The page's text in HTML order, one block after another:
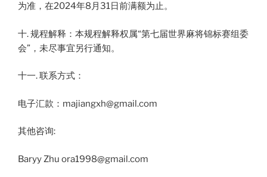
为准，在2024年8月31日前满额为止。
十. 规程解释：本规程解释权属“第七届世界麻将锦标赛组委
会”，未尽事宜另行通知。
十一. 联系方式：
电子汇款：majiangxh@gmail.com
其他咨询:
Baryy Zhu ora1998@gmail.com